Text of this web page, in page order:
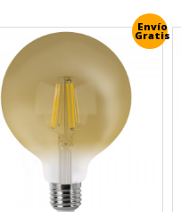
Envío
Gratis